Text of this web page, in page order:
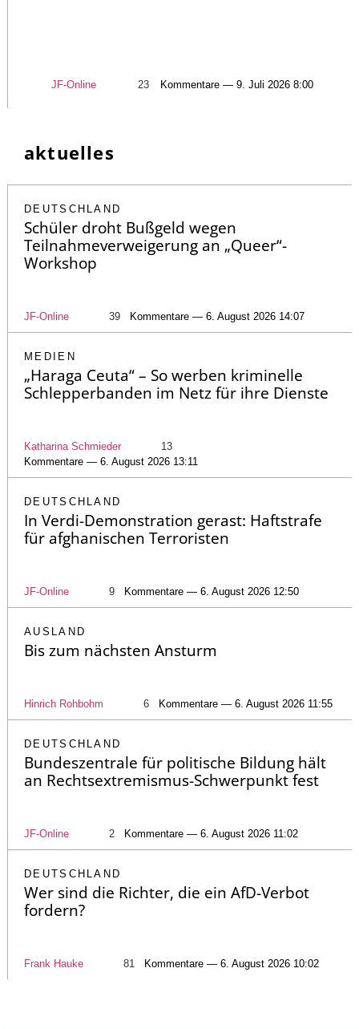
JF-Online 23 Kommentare — 9. Juli 2026 8:00
aktuelles
DEUTSCHLAND
Schüler droht Bußgeld wegen
Teilnahmeverweigerung an „Queer“-
Workshop
JF-Online 39 Kommentare — 6. August 2026 14:07
MEDIEN
„Haraga Ceuta“ – So werben kriminelle
Schlepperbanden im Netz für ihre Dienste
Katharina Schmieder
13
Kommentare — 6. August 2026 13:11
DEUTSCHLAND
In Verdi-Demonstration gerast: Haftstrafe
für afghanischen Terroristen
JF-Online 9 Kommentare — 6. August 2026 12:50
AUSLAND
Bis zum nächsten Ansturm
Hinrich Rohbohm 6 Kommentare — 6. August 2026 11:55
DEUTSCHLAND
Bundeszentrale für politische Bildung hält
an Rechtsextremismus-Schwerpunkt fest
JF-Online 2 Kommentare — 6. August 2026 11:02
DEUTSCHLAND
Wer sind die Richter, die ein AfD-Verbot
fordern?
Frank Hauke 81 Kommentare — 6. August 2026 10:02